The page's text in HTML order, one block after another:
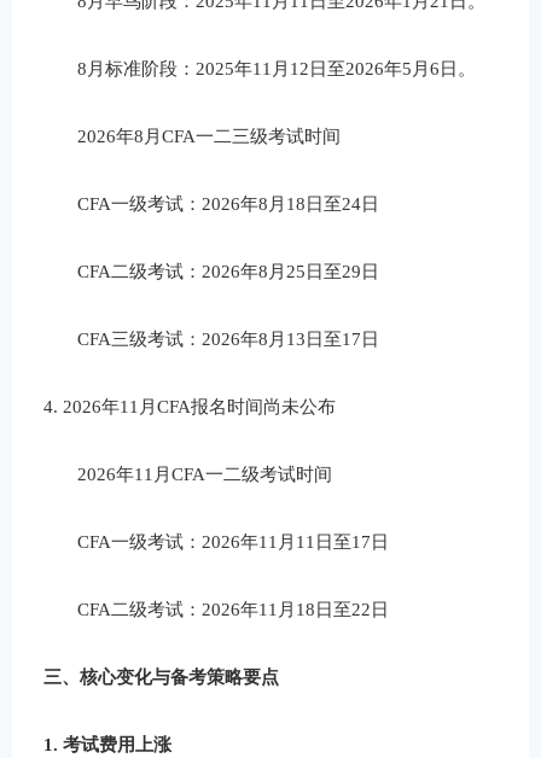
8 月标准阶段： 2025年11 月 12日至2026年5 月6日。
2026年8 月CFA一二三级考试时间
CFA一级考试： 2026年8 月 18日至24日
CFA二级考试： 2026年8 月 25日至29日
CFA三级考试： 2026年8 月 13日至17日
4. 2026年11 月CFA报名时间尚未公布
2026年11 月CFA一二级考试时间
CFA一级考试： 2026年11 月 11 日至17日
CFA二级考试： 2026年11 月 18日至22日
三、核心变化与备考策略要点
1.考试费用上涨